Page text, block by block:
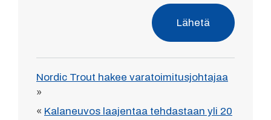
Lähetä
Nordic Trout hakee varatoimitusjohtajaa
»
« Kalaneuvos laajentaa tehdastaan yli 20